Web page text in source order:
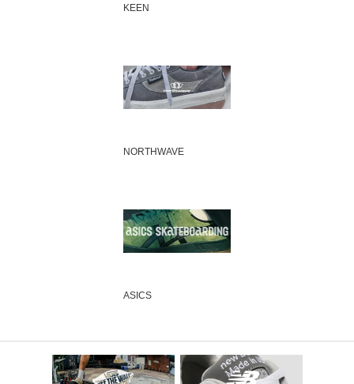
KEEN
NORTHWAVE
ASICS